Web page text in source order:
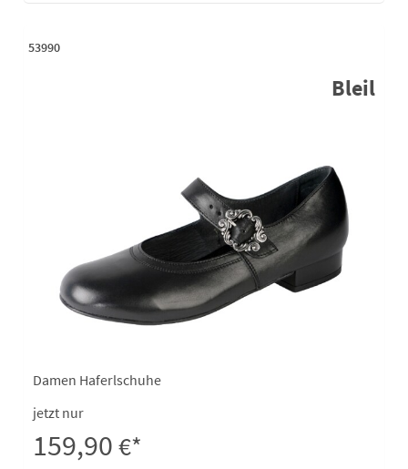
53990
Bleil
Damen Haferlschuhe
jetzt nur
159,90€*